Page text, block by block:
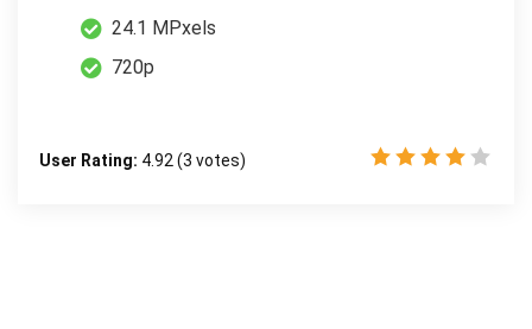
24.1 MPxels
720p
User Rating: 4.92 (3 votes)